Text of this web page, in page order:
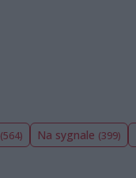
(564) Na sygnale (399)